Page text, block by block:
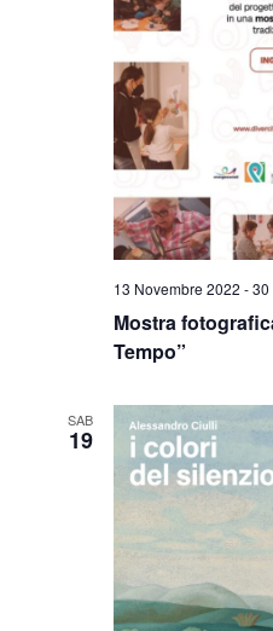
13 Novembre 2022 -30
Mostra
Tempo”
SAB
19